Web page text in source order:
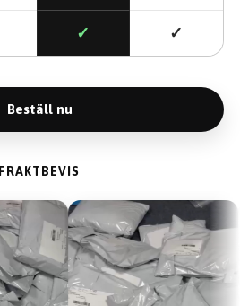
✓ ✓
Beställ nu
FRAKTBEVIS